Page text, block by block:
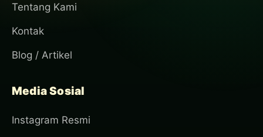
Tentang Kami
Kontak
Blog / Artikel
Media Sosial
Instagram Resmi